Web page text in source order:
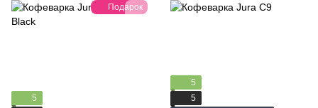
Подарок
5
5
5